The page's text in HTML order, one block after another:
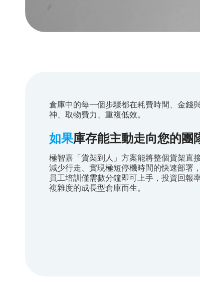
倉庫中的每一個步驟都在耗費時間、金錢
神、取物費力、重複低效。
如果庫存能主動走向您的團
極智嘉「貨架到人」方案能將整個貨架直
減少行走、實現極短停機時間的快速部署
員工培訓僅需數分鐘即可上手，投資回報
複雜度的成長型倉庫而生。